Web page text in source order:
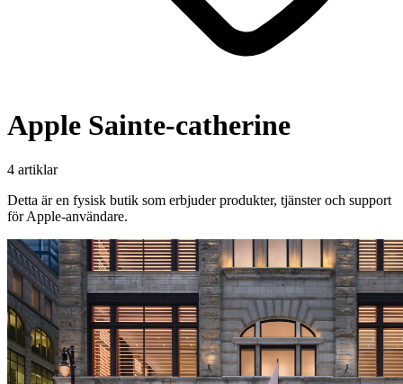
Apple Sainte-catherine
4 artiklar
Detta är en fysisk butik som erbjuder produkter, tjänster och support
för Apple-användare.